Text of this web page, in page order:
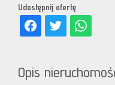
Udostępnij ofertę
Opis